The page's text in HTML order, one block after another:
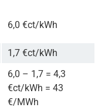
6,0 €ct/kWh
1,7 €ct/kWh
6,0 – 1,7 = 4,3
€ct/kWh = 43
€/MWh